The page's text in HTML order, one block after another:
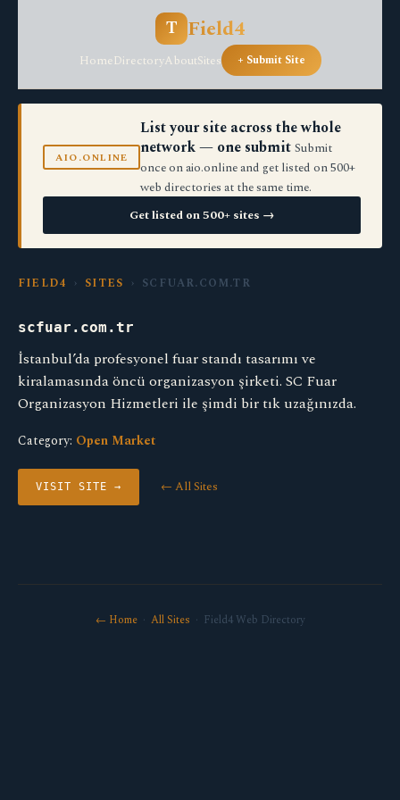
T Field4
HomeDirectoryAboutSites + Submit Site
AIO.ONLINE
List your site across the whole
network — one submit Submit
once on aio.online and get listed on 500+
web directories at the same time.
Get listed on 500+ sites →
FIELD4 › SITES › SCFUAR.COM.TR
scfuar.com.tr
İstanbul’da profesyonel fuar standı tasarımı ve
kiralamasında öncü organizasyon şirketi. SC Fuar
Organizasyon Hizmetleri ile şimdi bir tık uzağınızda.
Category: Open Market
VISIT SITE → ← All Sites
← Home· All Sites · Field4 Web Directory